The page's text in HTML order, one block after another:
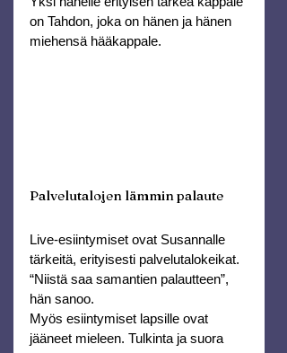
on Tahdon, joka on hänen ja hänen
miehensä hääkappale.
Palvelutalojen lämmin palaute
Live-esiintymiset ovat Susannalle
tärkeitä, erityisesti palvelutalokeikat.
“Niistä saa samantien palautteen”,
hän sanoo.
Myös esiintymiset lapsille ovat
jääneet mieleen. Tulkinta ja suora